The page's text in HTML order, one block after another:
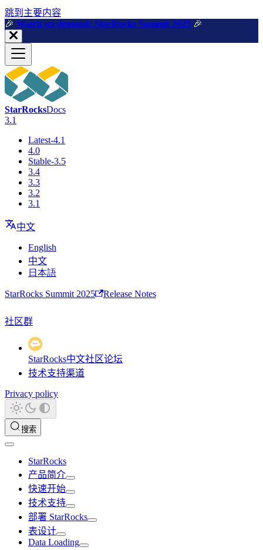
跳到主要内容
🎉️ Watch on demand: StarRocks Summit 2025 🎉️
StarRocksDocs
3.1
Latest-4.1
4.0
Stable-3.5
3.4
3.3
3.2
3.1
中文
English
中文
日本語
StarRocks Summit 2025 Release Notes
社区群
StarRocks中文社区论坛
技术支持渠道
Privacy policy
搜索
StarRocks
产品简介
快速开始
技术支持
部署 StarRocks
表设计
Data Loading